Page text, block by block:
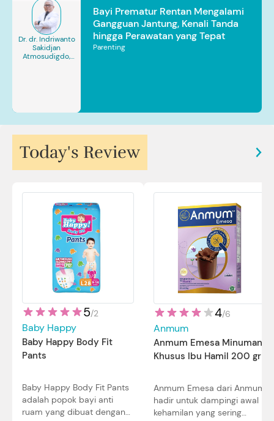
Dr. dr. Indriwanto
Sakidjan
Atmosudigdo,
Bayi Prematur Rentan Mengalami
Gangguan Jantung, Kenali Tanda
hingga Perawatan yang Tepat
Parenting
Today's Review
5/2
Baby Happy
Baby Happy Body Fit
Pants
Baby Happy Body Fit Pants
adalah popok bayi anti
ruam yang dibuat dengan
4/6
Anmum
Anmum Emesa Minuman
Khusus Ibu Hamil 200 gr
Anmum Emesa dari Anmum
hadir untuk dampingi awal
kehamilan yang sering